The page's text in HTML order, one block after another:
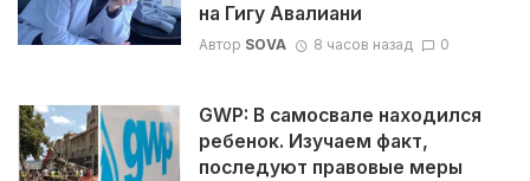
на Гигу Авалиани
Автор SOVA 8 часов назад 0
GWP: В самосвале находился
ребенок. Изучаем факт,
последуют правовые меры